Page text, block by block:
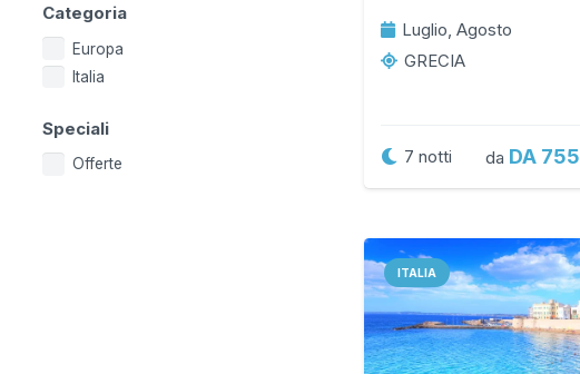
Categoria
Europa
Italia
Speciali
Offerte
Luglio, Agosto
GRECIA
7 notti da DA 755
ITALIA